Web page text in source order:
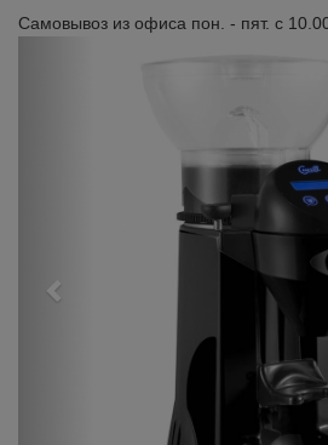
Самовывоз из офиса пон. - пят. с